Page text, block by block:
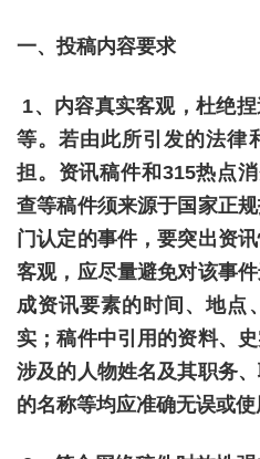
一、投稿内容要求
1、内容真实客观，杜绝
等。若由此所引发的法律
担。资讯稿件和315热点
查等稿件须来源于国家正
门认定的事件，要突出资
客观，应尽量避免对该事
成资讯要素的时间、地点
实；稿件中引用的资料、
涉及的人物姓名及其职务
的名称等均应准确无误或使